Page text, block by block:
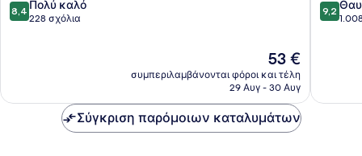
Μπανγκόκ
8.4
στα
8,4 Πολύ καλό
228 σχόλια
Η
τιμή
είναι
53 €
συμπεριλαμβάνονται φόροι και τέλη
29 Αυγ - 30 Αυγ
9.2
στα
9,2
Σύγκριση παρόμοιων καταλυμάτων